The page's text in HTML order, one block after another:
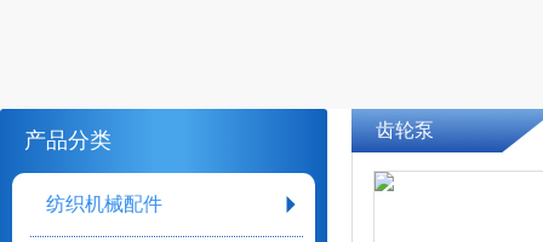
产品分类
纺织机械配件
齿轮泵